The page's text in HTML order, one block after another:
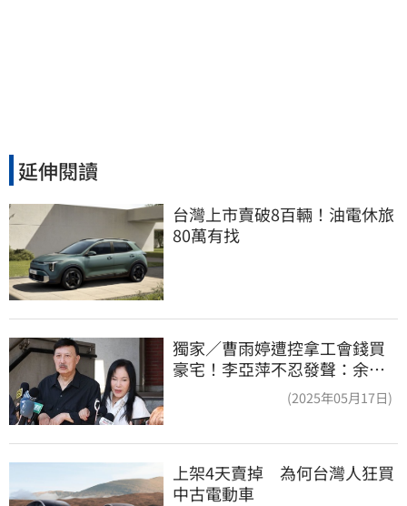
延伸閱讀
台灣上市賣破8百輛！油電休旅
80萬有找
獨家／曹雨婷遭控拿工會錢買
豪宅！李亞萍不忍發聲：余天
(2025年05月17日)
上架4天賣掉　為何台灣人狂買
中古電動車